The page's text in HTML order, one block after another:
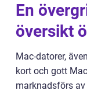
En
översikt
Mac-datorer,
kort och gott
marknadsförs